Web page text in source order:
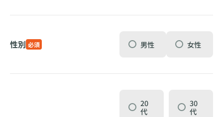
性別 必須 男性 女性
20
代
30
代